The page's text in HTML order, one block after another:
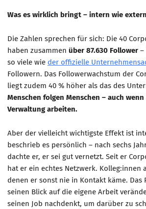
Was es wirklich bringt – intern wie extern
Die Zahlen sprechen für sich: Die 40
haben zusammen über 87.630 Follower –
so viele wie der offizielle
Followern. Das Followerwachstum der
liegt zudem 40 % höher als das des
Menschen folgen Menschen – auch
Verwaltung arbeiten.
Aber der vielleicht wichtigste Effekt ist
beschrieb es persönlich – nach sechs
dachte er, er sei gut vernetzt. Seit er
hat er ein echtes Netzwerk. Kolleg:innen
denen er sonst nie in Kontakt käme. Das
seinen Blick auf die eigene Arbeit
seinen Job nachdenkt, um darüber zu